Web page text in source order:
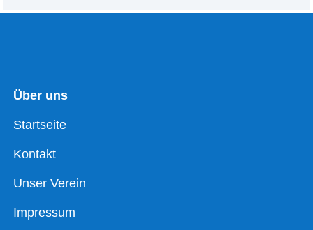
Über uns
Startseite
Kontakt
Unser Verein
Impressum